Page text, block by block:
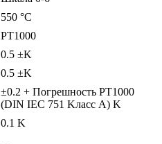
550 °C
PT1000
0.5 ±K
0.5 ±K
±0.2 + Погрешность PT1000
(DIN IEC 751 Kласс A) K
0.1 K